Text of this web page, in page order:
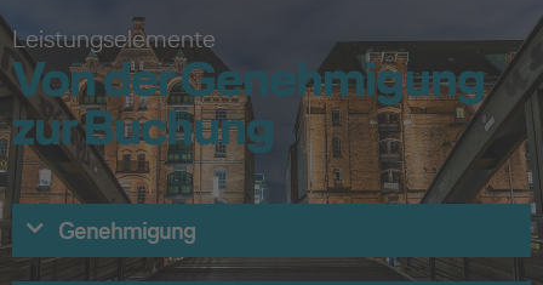
Leistungselemente
Von der Genehmigung
zur Buchung
Genehmigung